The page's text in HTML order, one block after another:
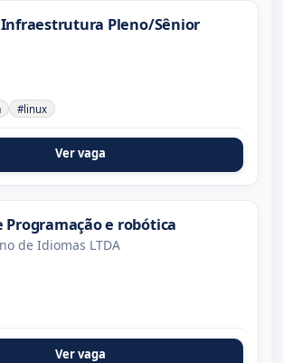
Pleno/Sênior
#linux
Ver vaga
e robótica
de Idiomas LTDA
Ver vaga